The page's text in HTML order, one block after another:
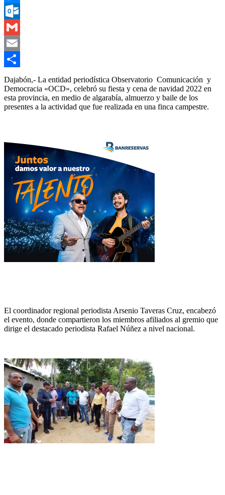
Messenger
Outlook.com
Gmail
Email
Compartir
Dajabón,- La entidad periodística Observatorio Comunicación y
Democracia «OCD», celebró su fiesta y cena de navidad 2022 en
esta provincia, en medio de algarabía, almuerzo y baile de los
presentes a la actividad que fue realizada en una finca campestre.
El coordinador regional periodista Arsenio Taveras Cruz, encabezó
el evento, donde compartieron los miembros afiliados al gremio que
dirige el destacado periodista Rafael Núñez a nivel nacional.